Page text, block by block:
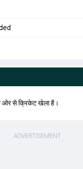
ओर से क्रिकेट खेला है।